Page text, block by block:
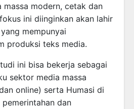
massa modern, cetak dan
ini diinginkan akan lahir
mempunyai
produksi teks media.
ini bisa bekerja sebagai
sektor media massa
online) serta Humasi di
dan